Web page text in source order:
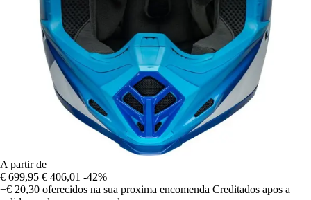
A partir de
€ 699,95 € 406,01 -42%
+€ 20,30 oferecidos na sua proxima encomenda Creditados apos a